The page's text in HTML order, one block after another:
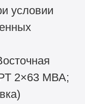
условии
2×63 МВА;